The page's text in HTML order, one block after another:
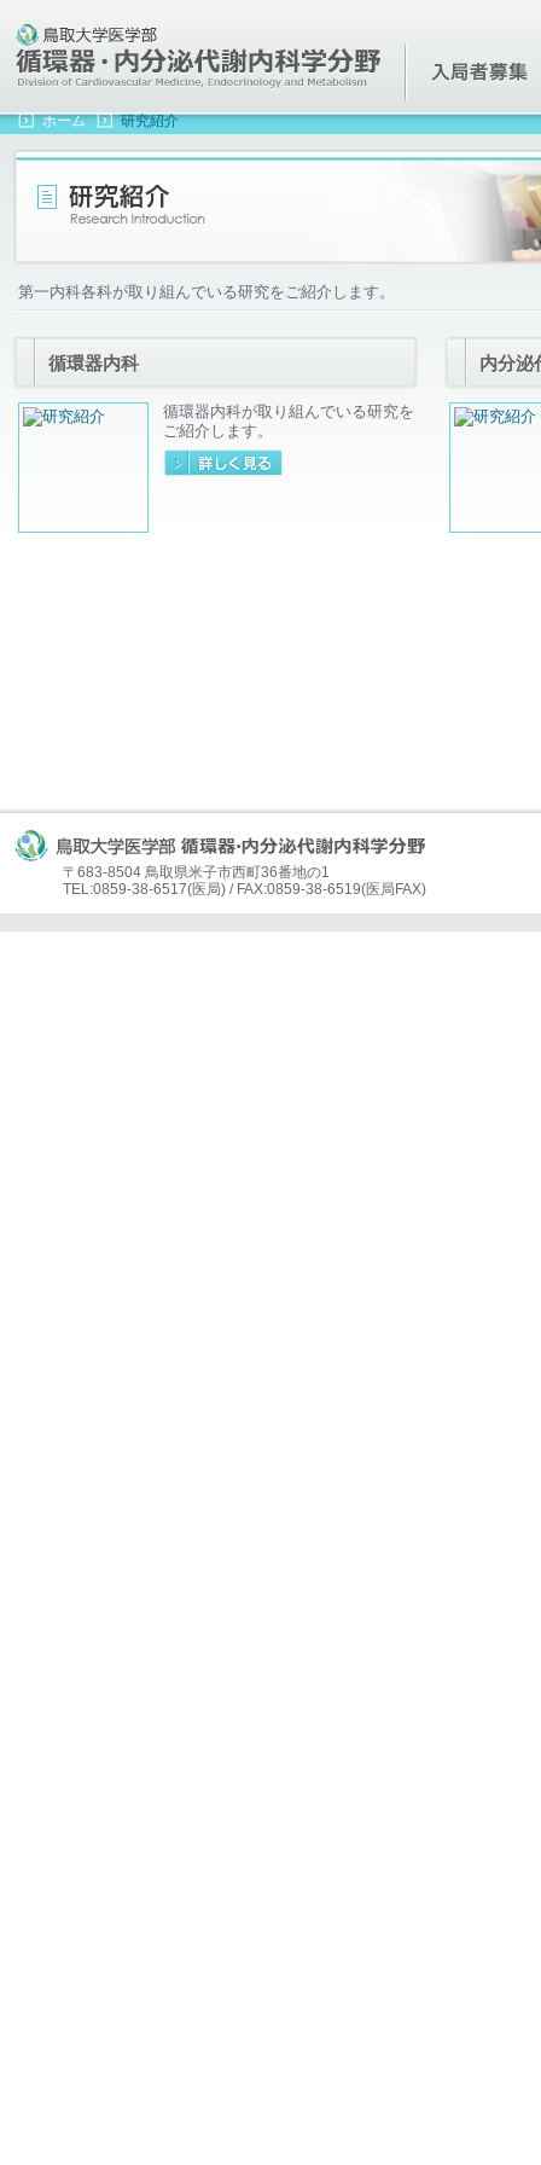
ホーム 研究紹介
第一内科各科が取り組んでいる研究をご紹介します。
循環器内科
循環器内科が取り組んでいる研究を
ご紹介します。
内分泌
〒683-8504 鳥取県米子市西町36番地の1
TEL:0859-38-6517(医局) / FAX:0859-38-6519(医局FAX)